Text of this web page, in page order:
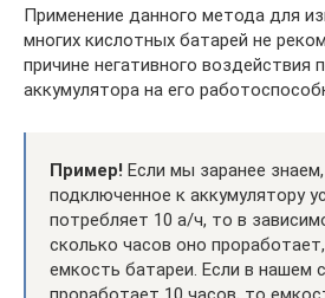
Применение данного метода для
многих кислотных батарей не
причине негативного воздействия
аккумулятора на его
Пример! Если мы заранее
подключенное к аккумулятору
потребляет 10 а/ч, то в
сколько часов оно
емкость батареи. Если в нашем